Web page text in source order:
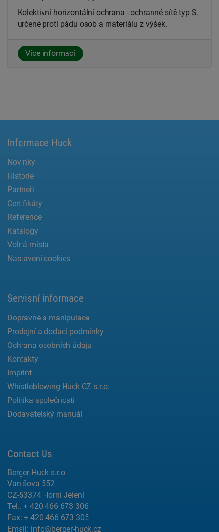
Kolektivní horizontální ochrana - ochranné sítě typ S,
určené proti pádu osob a materiálu z výšek.
Více informací
Informace Huck
Novinky
Historie
Partneři
Certifikáty
Reference
Katalogy
Volná místa
Nastavení cookies
Servisní informace
Dopravné a manipulace
Prodejní a dodací podmínky
Ochrana osobních údajů
Kontakty
Imprint
Whistleblowing Huck CZ s.r.o.
Politika společnosti
Dodavatelský manuál
Contact Us
Berger-Huck s.r.o.
Vanišova 552
CZ-53374 Horní Jelení
Tel.: + 420 466 673 306
Fax: + 420 466 673 305
Email: info@berger-huck.cz